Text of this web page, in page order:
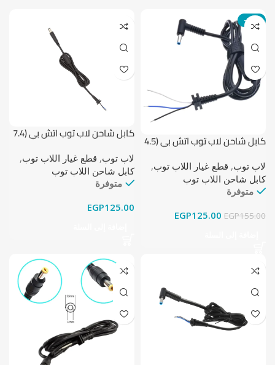
-19%
كابل شاحن لاب توب اتش بي (4.5
لاب توب, قطع غيار اللاب توب,
كابل شاحن اللاب توب
متوفرة
EGP155.00
EGP125.00
كابل شاحن لاب توب اتش بي (7.4
لاب توب, قطع غيار اللاب توب,
كابل شاحن اللاب توب
متوفرة
EGP125.00